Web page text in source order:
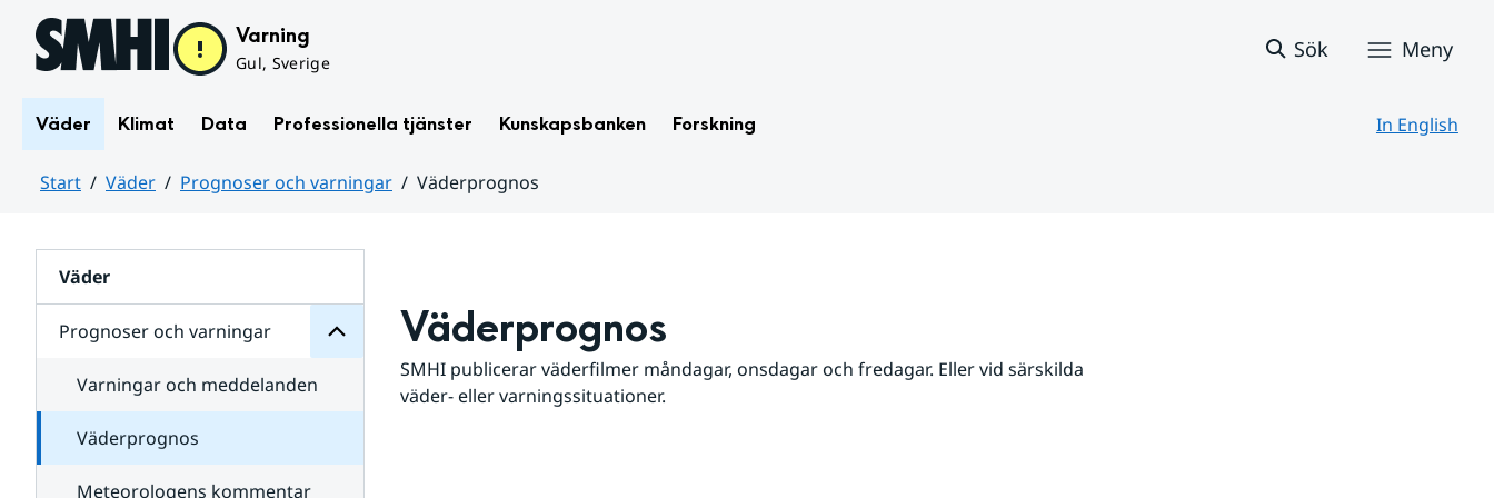
Hoppa till sidans innehåll Varning
Gul, Sverige
Sök Meny
Väder Klimat Data Professionella tjänster Kunskapsbanken Forskning In English
Start Väder Prognoser och varningar
Väderprognos
Väder
Prognoser och varningar
för
varningar
Varningar och meddelanden
Väderprognos
Meteorologens kommentar
Väderprognos
SMHI publicerar väderfilmer måndagar, onsdagar och fredagar. Eller vid särskilda
väder- eller varningssituationer.